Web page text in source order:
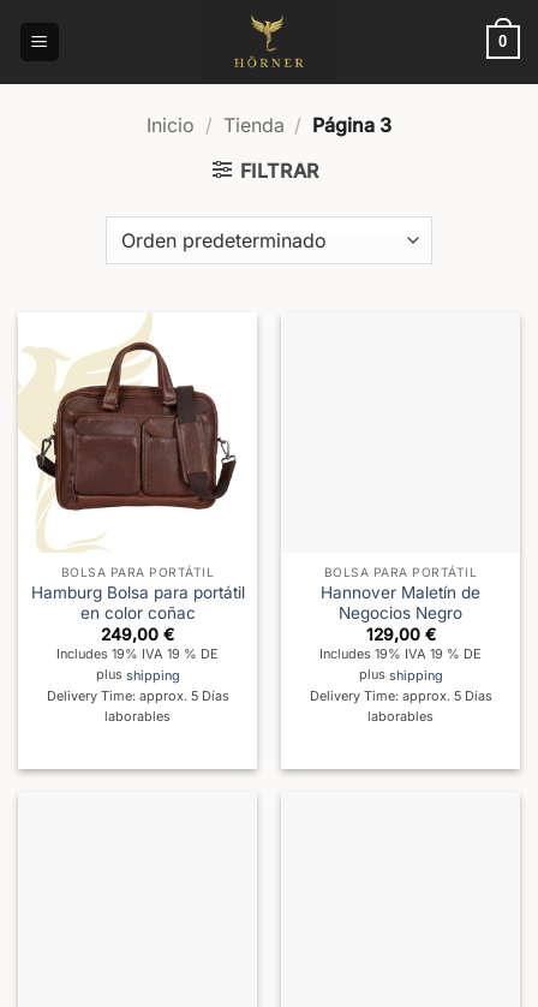
0
Inicio / Tienda / Página 3
FILTRAR
BOLSA PARA PORTÁTIL
Hamburg Bolsa para portátil
en color coñac
249,00 €
Includes 19% IVA 19 % DE
plus shipping
Delivery Time: approx. 5 Días
laborables
BOLSA PARA PORTÁTIL
Hannover Maletín de
Negocios Negro
129,00 €
Includes 19% IVA 19 % DE
plus shipping
Delivery Time: approx. 5 Días
laborables